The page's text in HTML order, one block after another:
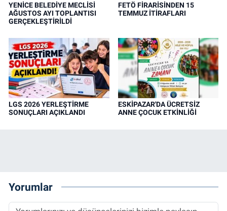
YENİCE BELEDİYE MECLİSİ
AĞUSTOS AYI TOPLANTISI
GERÇEKLEŞTİRİLDİ
FETÖ FİRARİSİNDEN 15
TEMMUZ İTİRAFLARI
LGS 2026 YERLEŞTİRME
SONUÇLARI AÇIKLANDI
ESKİPAZAR'DA ÜCRETSİZ
ANNE ÇOCUK ETKİNLİĞİ
Yorumlar